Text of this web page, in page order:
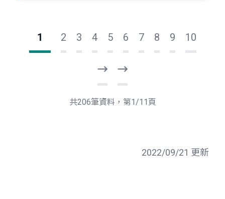
1 2 3 4 5 6 7 8 9 10
一
頁
後
一
共206筆資料，第1/11頁
2022/09/21 更新